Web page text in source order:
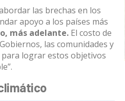
las brechas en los
apoyo a los países más
más adelante. El costo de
las comunidades y
lograr estos objetivos